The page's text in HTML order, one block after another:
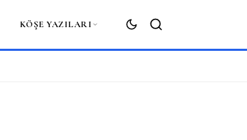
KÖŞE YAZILARI
ARA